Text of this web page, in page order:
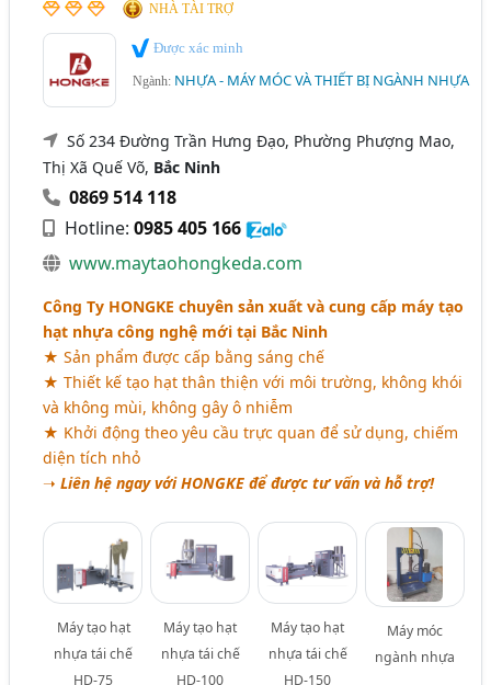
NHÀ TÀI TRỢ
Được xác minh
Ngành: NHỰA - MÁY MÓC VÀ THIẾT BỊ NGÀNH NHỰA
Số 234 Đường Trần Hưng Đạo, Phường Phượng Mao,
Thị Xã Quế Võ, Bắc Ninh
0869 514 118
Hotline:0985 405 166
www.maytaohongkeda.com
Công Ty HONGKE chuyên sản xuất và cung cấp máy tạo
hạt nhựa công nghệ mới tại Bắc Ninh
★ Sản phẩm được cấp bằng sáng chế
★ Thiết kế tạo hạt thân thiện với môi trường, không khói
và không mùi, không gây ô nhiễm
★ Khởi động theo yêu cầu trực quan để sử dụng, chiếm
diện tích nhỏ
➝Liên hệ ngay với HONGKE để được tư vấn và hỗ trợ!
Máy tạo hạt
nhựa tái chế
HD-75
Máy tạo hạt
nhựa tái chế
HD-100
Máy tạo hạt
nhựa tái chế
HD-150
Máy móc
ngành nhựa